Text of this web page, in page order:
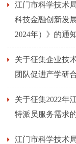
江门市科学技术
科技金融创新发
2024年）》的通
关于征集企业技
团队促进产学研
关于征集2022年
特派员服务需求
江门市科学技术